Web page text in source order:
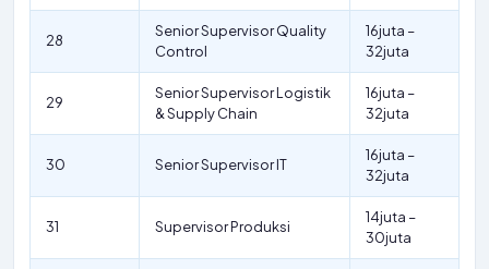
28
Senior Supervisor Quality
Control
16juta –
32juta
29
Senior Supervisor Logistik
& Supply Chain
16juta –
32juta
30 Senior Supervisor IT
16juta –
32juta
31 Supervisor Produksi
14juta –
30juta